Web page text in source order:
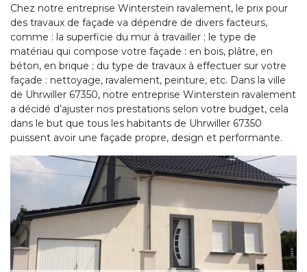
Chez notre entreprise Winterstein ravalement, le prix pour
des travaux de façade va dépendre de divers facteurs,
comme : la superficie du mur à travailler ; le type de
matériau qui compose votre façade : en bois, plâtre, en
béton, en brique ; du type de travaux à effectuer sur votre
façade : nettoyage, ravalement, peinture, etc. Dans la ville
de Uhrwiller 67350, notre entreprise Winterstein ravalement
a décidé d’ajuster nos prestations selon votre budget, cela
dans le but que tous les habitants de Uhrwiller 67350
puissent avoir une façade propre, design et performante.